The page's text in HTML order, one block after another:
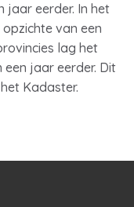
jaar eerder. In het
van een
lag het
jaar eerder. Dit
Kadaster.